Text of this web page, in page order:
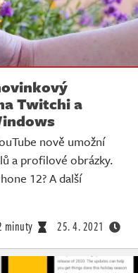
Twitchi a
nově umožní
a profilové obrázky.
12? A další
minuty 25. 4. 2021